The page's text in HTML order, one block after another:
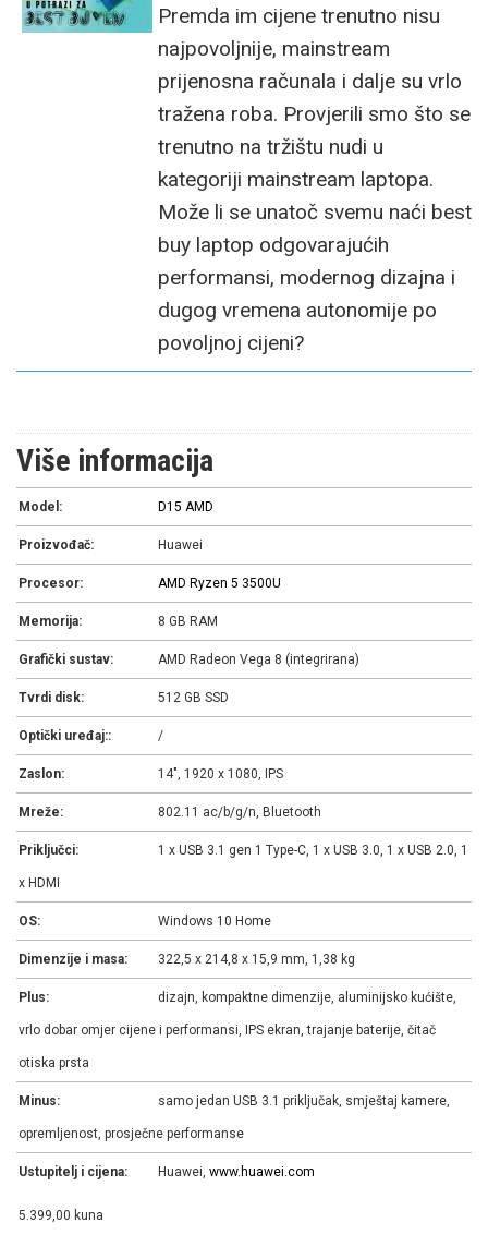
Premda im cijene trenutno nisu
najpovoljnije, mainstream
prijenosna računala i dalje su vrlo
tražena roba. Provjerili smo što se
trenutno na tržištu nudi u
kategoriji mainstream laptopa.
Može li se unatoč svemu naći best
buy laptop odgovarajućih
performansi, modernog dizajna i
dugog vremena autonomije po
povoljnoj cijeni?
Više informacija
Model: D15 AMD
Proizvođač: Huawei
Procesor: AMD Ryzen 5 3500U
Memorija: 8 GB RAM
Grafički sustav: AMD Radeon Vega 8 (integrirana)
Tvrdi disk: 512 GB SSD
Optički uređaj:: /
Zaslon: 14", 1920 x 1080, IPS
Mreže: 802.11 ac/b/g/n, Bluetooth
Priključci: 1 x USB 3.1 gen 1 Type-C, 1 x USB 3.0, 1 x USB 2.0, 1
x HDMI
OS: Windows 10 Home
Dimenzije i masa: 322,5 x 214,8 x 15,9 mm, 1,38 kg
Plus: dizajn, kompaktne dimenzije, aluminijsko kućište,
vrlo dobar omjer cijene i performansi, IPS ekran, trajanje baterije, čitač
otiska prsta
Minus: samo jedan USB 3.1 priključak, smještaj kamere,
opremljenost, prosječne performanse
Ustupitelj i cijena: Huawei,www.huawei.com
5.399,00 kuna